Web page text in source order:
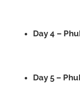
Day 4 –
Day 5 –